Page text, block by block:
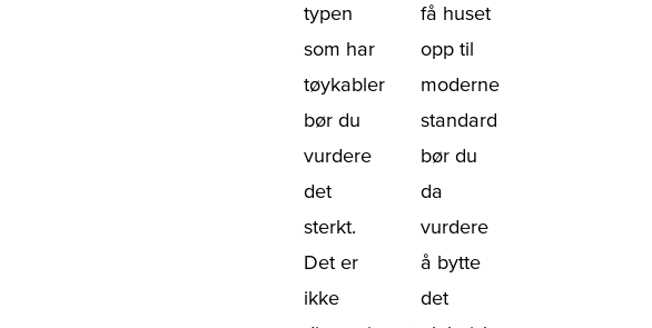
typen
som har
tøykabler
bør du
vurdere
det
sterkt.
Det er
ikke
få huset
opp til
moderne
standard
bør du
da
vurdere
å bytte
det